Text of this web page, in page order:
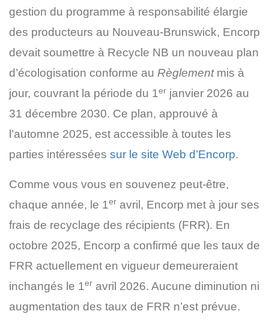
gestion du programme à responsabilité élargie
des producteurs au Nouveau-Brunswick, Encorp
devait soumettre à Recycle NB un nouveau plan
d’écologisation conforme au Règlementmis à
jour, couvrant la période du 1er janvier 2026 au
31 décembre 2030. Ce plan, approuvé à
l’automne 2025, est accessible à toutes les
parties intéressées sur le site Web d’Encorp.
Comme vous vous en souvenez peut-être,
chaque année, le 1er avril, Encorp met à jour ses
frais de recyclage des récipients (FRR). En
octobre 2025, Encorp a confirmé que les taux de
FRR actuellement en vigueur demeureraient
inchangés le 1er avril 2026. Aucune diminution ni
augmentation des taux de FRR n’est prévue.